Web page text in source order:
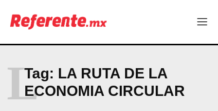
Tag: LA RUTA DE LA
ECONOMIA CIRCULAR
L